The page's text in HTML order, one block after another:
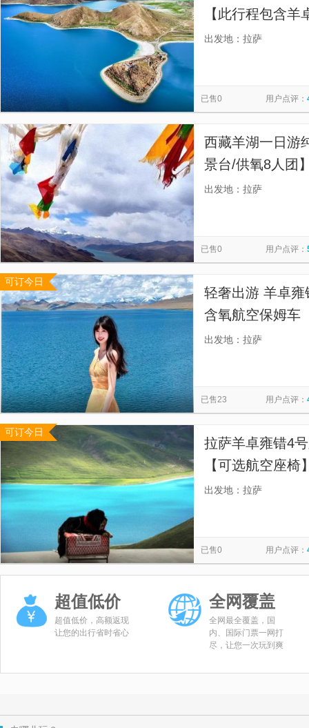
【此行程包含
边防证从微信小
出发地：拉萨
已售0 用户点评：
西藏羊湖一日游
景台/供氧8人团
降价，可凭截图
出发地：拉萨
已售0 用户点评：
可订今日
轻奢出游 羊卓
含氧航空保姆车
雍措一日往返，
出发地：拉萨
已售23 用户点评：
可订今日
拉萨羊卓雍错4
【可选航空座
出发地：拉萨
已售0 用户点评：
超值低价
超值低价，高额返现
让您的出行省时省心
全网覆盖
全网最全覆盖，国
内、国际门票一网打
尽，让您一次玩到爽